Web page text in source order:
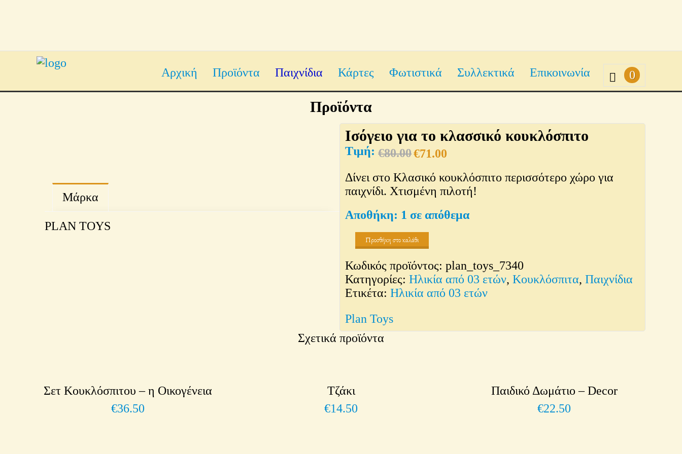
Αρχική Προϊόντα Παιχνίδια Κάρτες Φωτιστικά Συλλεκτικά Επικοινωνία 0
Προϊόντα
Ισόγειο για το κλασσικό κουκλόσπιτο
€80.00€71.00
Δίνει στο Κλασικό κουκλόσπιτο περισσότερο χώρο για
παιχνίδι. Χτισμένη πιλοτή!
1 σε απόθεμα
Προσθήκη στο καλάθι
Κωδικός προϊόντος:plan_toys_7340
Κατηγορίες:Ηλικία από 03 ετών,Κουκλόσπιτα,Παιχνίδια
Ετικέτα:Ηλικία από 03 ετών
Plan Toys
Μάρκα
PLAN TOYS
Σχετικά προϊόντα
Σετ Κουκλόσπιτου – η Οικογένεια
€36.50
Τζάκι
€14.50
Παιδικό Δωμάτιο – Decor
€22.50